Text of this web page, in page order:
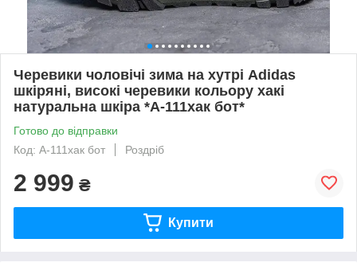
Черевики чоловічі зима на хутрі Adidas
шкіряні, високі черевики кольору хакі
натуральна шкіра *A-111хак бот*
Готово до відправки
Код: A-111хак бот
Роздріб
2 999 ₴
Купити